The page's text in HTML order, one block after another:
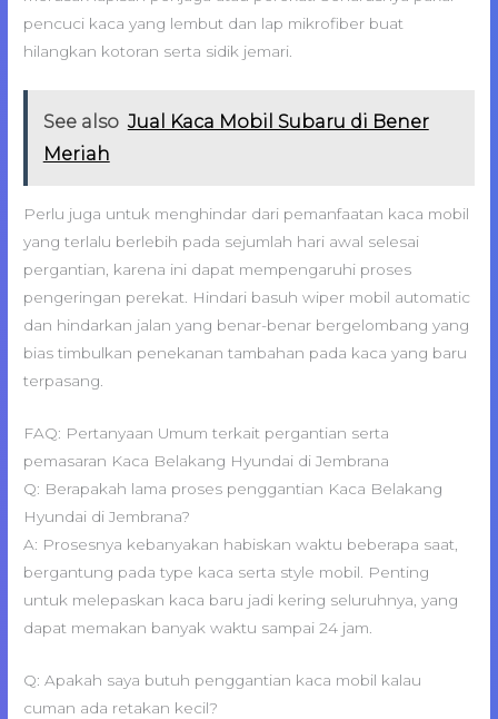
pencuci kaca yang lembut dan lap mikrofiber buat
hilangkan kotoran serta sidik jemari.
See also Jual Kaca Mobil Subaru di Bener
Meriah
Perlu juga untuk menghindar dari pemanfaatan kaca mobil
yang terlalu berlebih pada sejumlah hari awal selesai
pergantian, karena ini dapat mempengaruhi proses
pengeringan perekat. Hindari basuh wiper mobil automatic
dan hindarkan jalan yang benar-benar bergelombang yang
bias timbulkan penekanan tambahan pada kaca yang baru
terpasang.
FAQ: Pertanyaan Umum terkait pergantian serta
pemasaran Kaca Belakang Hyundai di Jembrana
Q: Berapakah lama proses penggantian Kaca Belakang
Hyundai di Jembrana?
A: Prosesnya kebanyakan habiskan waktu beberapa saat,
bergantung pada type kaca serta style mobil. Penting
untuk melepaskan kaca baru jadi kering seluruhnya, yang
dapat memakan banyak waktu sampai 24 jam.
Q: Apakah saya butuh penggantian kaca mobil kalau
cuman ada retakan kecil?